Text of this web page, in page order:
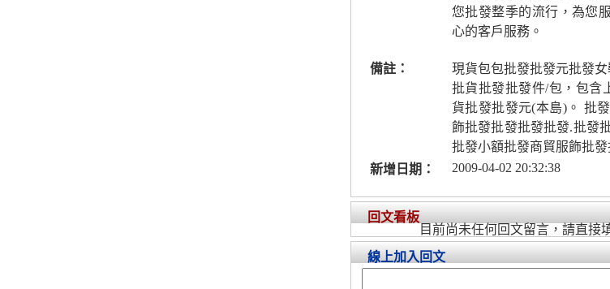
您批發整季的流行，為您
心的客戶服務。
備註：
現貨包包批發批發元批發
批貨批發批發件/包，包含
貨批發批發元(本島)。 批
飾批發批發批發批發.批發
批發小額批發商貿服飾批發
新增日期：
2009-04-02 20:32:38
回文看板
目前尚未任何回文留言，請直接
線上加入回文